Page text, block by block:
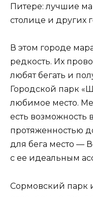
В этом городе
редкость. Их
любят бегать и
Городской парк
любимое место.
есть возможность
протяженностью
для бега место —
с ее идеальным
Сормовский парк